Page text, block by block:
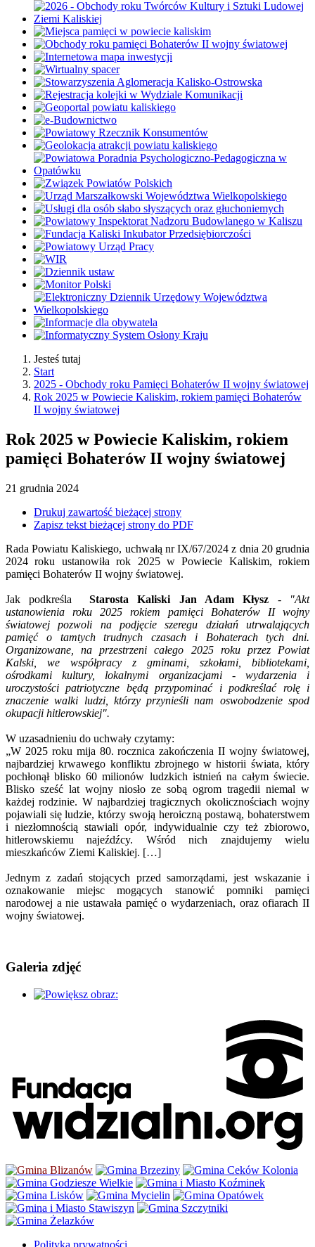
Jesteś tutaj
Start
2025 - Obchody roku Pamięci Bohaterów II wojny światowej
Rok 2025 w Powiecie Kaliskim, rokiem pamięci Bohaterów
II wojny światowej
Rok 2025 w Powiecie Kaliskim, rokiem
pamięci Bohaterów II wojny światowej
21 grudnia 2024
Drukuj zawartość bieżącej strony
Zapisz tekst bieżącej strony do PDF
Rada Powiatu Kaliskiego, uchwałą nr IX/67/2024 z dnia 20 grudnia
2024 roku ustanowiła rok 2025 w Powiecie Kaliskim, rokiem
pamięci Bohaterów II wojny światowej.
Jak podkreśla Starosta Kaliski Jan Adam Kłysz -
"Akt
ustanowienia roku 2025 rokiem pamięci Bohaterów II wojny
światowej pozwoli na podjęcie szeregu działań utrwalających
pamięć o tamtych trudnych czasach i Bohaterach tych dni.
Organizowane, na przestrzeni całego 2025 roku przez Powiat
Kalski, we współpracy z gminami, szkołami, bibliotekami,
ośrodkami kultury, lokalnymi organizacjami - wydarzenia i
uroczystości patriotyczne będą przypominać i podkreślać rolę i
znaczenie walki ludzi, którzy przynieśli nam oswobodzenie spod
okupacji hitlerowskiej".
W uzasadnieniu do uchwały czytamy:
„W 2025 roku mija 80. rocznica zakończenia II wojny światowej,
najbardziej krwawego konfliktu zbrojnego w historii świata, który
pochłonął blisko 60 milionów ludzkich istnień na całym świecie.
Blisko sześć lat wojny niosło ze sobą ogrom tragedii niemal w
każdej rodzinie. W najbardziej tragicznych okolicznościach wojny
pojawiali się ludzie, którzy swoją heroiczną postawą, bohaterstwem
i niezłomnością stawiali opór, indywidualnie czy też zbiorowo,
hitlerowskiemu najeźdźcy. Wśród nich znajdujemy wielu
mieszkańców Ziemi Kaliskiej. […]
Jednym z zadań stojących przed samorządami, jest wskazanie i
oznakowanie miejsc mogących stanowić pomniki pamięci
narodowej a nie ustawała pamięć o wydarzeniach, oraz ofiarach II
wojny światowej.
Galeria zdjęć
Polityka prywatności